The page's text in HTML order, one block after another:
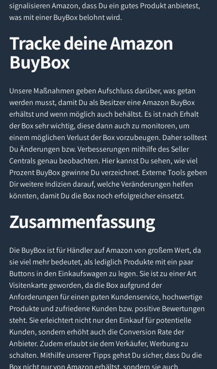
signalisieren Amazon, dass Du ein gutes Produkt anbietest,
was mit einer BuyBox belohnt wird.
Tracke deine Amazon
BuyBox
Unsere Maßnahmen geben Aufschluss darüber, was getan
werden musst, damit Du als Besitzer eine Amazon BuyBox
erhältst und wenn möglich auch behältst. Es ist nach Erhalt
der Box sehr wichtig, diese dann auch zu monitoren, um
einem möglichen Verlust der Box vorzubeugen. Daher solltest
Du Änderungen bzw. Verbesserungen mithilfe des Seller
Centrals genau beobachten. Hier kannst Du sehen, wie viel
Prozent BuyBox gewinne Du verzeichnet. Externe Tools geben
Dir weitere Indizien darauf, welche Veränderungen helfen
könnten, damit Du die Box noch erfolgreicher einsetzt.
Zusammenfassung
Die BuyBox ist für Händler auf Amazon von großem Wert, da
sie viel mehr bedeutet, als lediglich Produkte mit ein paar
Buttons in den Einkaufswagen zu legen. Sie ist zu einer Art
Visitenkarte geworden, da die Box aufgrund der
Anforderungen für einen guten Kundenservice, hochwertige
Produkte und zufriedene Kunden bzw. positive Bewertungen
steht. Sie erleichtert nicht nur den Einkauf für potentielle
Kunden, sondern erhöht auch die Conversion Rate der
Anbieter. Zudem erlaubt sie dem Verkäufer, Werbung zu
schalten. Mithilfe unserer Tipps gehst Du sicher, dass Du die
Box nicht nur von Amazon erhältst, sondern sie auch